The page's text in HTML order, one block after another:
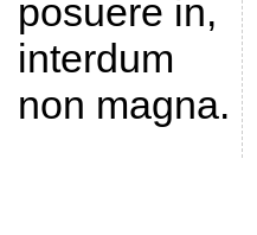
posuere in,
interdum
non magna.